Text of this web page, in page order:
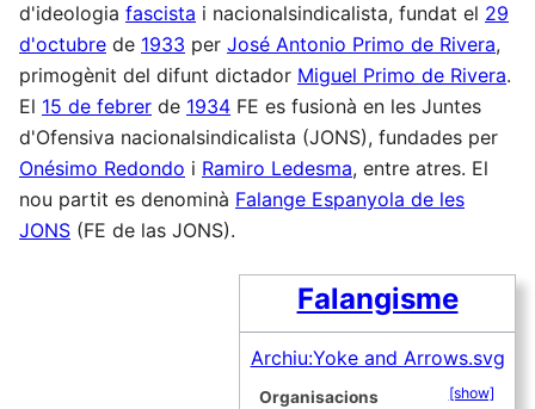
d'ideologia fascista i nacionalsindicalista, fundat el 29
d'octubre de 1933 per José Antonio Primo de Rivera,
primogènit del difunt dictador Miguel Primo de Rivera.
El 15 de febrer de 1934 FE es fusionà en les Juntes
d'Ofensiva nacionalsindicalista (JONS), fundades per
Onésimo Redondo i Ramiro Ledesma, entre atres. El
nou partit es denominà Falange Espanyola de les
JONS (FE de las JONS).
Falangisme
Archiu:Yoke and Arrows.svg
Organisacions [show]